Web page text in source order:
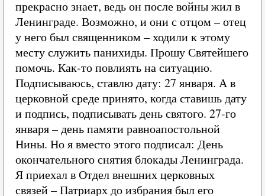
прекрасно знает, ведь он после войны жил в
Ленинграде. Возможно, и они с отцом – отец
у него был священником – ходили к этому
месту служить панихиды. Прошу Святейшего
помочь. Как-то повлиять на ситуацию.
Подписываюсь, ставлю дату: 27 января. А в
церковной среде принято, когда ставишь дату
и подпись, подписывать день святого. 27-го
января – день памяти равноапостольной
Нины. Но я вместо этого подписал: День
окончательного снятия блокады Ленинграда.
Я приехал в Отдел внешних церковных
связей – Патриарх до избрания был его